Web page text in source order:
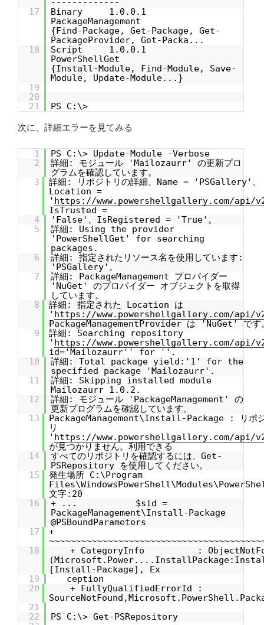
-------------
17
Binary 1.0.0.1
PackageManagement
{Find-Package, Get-Package, Get-
PackageProvider, Get-Packa...
18
Script 1.0.0.1
PowerShellGet
{Install-Module, Find-Module, Save-
Module, Update-Module...}
19
20
21
PS C:\>
次に、詳細エラーを見てみる
1
PS C:\> Update-Module -Verbose
2
詳細: モジュール 'Mailozaurr' の更新プロ
グラムを確認しています。
3
詳細: リポジトリの詳細、Name = 'PSGallery'、
Location =
' https://www.powershellgallery.com/api/
IsTrusted =
4
'False'、IsRegistered = 'True'。
5
詳細: Using the provider
'PowerShellGet' for searching
packages.
6
詳細: 指定されたリソース名を使用しています:
'PSGallery'。
7
詳細: PackageManagement プロバイダー
'NuGet' のプロバイダー オブジェクトを取得
しています。
8
詳細: 指定された Location は
' https://www.powershellgallery.com/api/
PackageManagementProvider は 'NuGet' です
9
詳細: Searching repository
' https://www.powershellgallery.com/api/
id='Mailozaurr'' for ''.
10
詳細: Total package yield:'1' for the
specified package 'Mailozaurr'.
11
詳細: Skipping installed module
Mailozaurr 1.0.2.
12
詳細: モジュール 'PackageManagement' の
更新プログラムを確認しています。
13
PackageManagement\Install-Package : リポ
リ
' https://www.powershellgallery.com/api/
が見つかりません。利用できる
14
すべてのリポジトリを確認するには、Get-
PSRepository を使用してください。
15
発生場所 C:\Program
文字:20
16
+ ... $sid =
PackageManagement\Install-Package
@PSBoundParameters
17
+
18
+ CategoryInfo :
[Install-Package], Ex
19
ception
20
+ FullyQualifiedErrorId :
21
22
PS C:\> Get-PSRepository